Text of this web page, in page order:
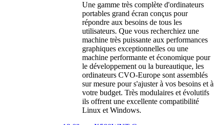
Une gamme très complète d'ordinateurs
portables grand écran conçus pour
répondre aux besoins de tous les
utilisateurs. Que vous recherchiez une
machine très puissante aux performances
graphiques exceptionnelles ou une
machine performante et économique pour
le développement ou la bureautique, les
ordinateurs CVO-Europe sont assemblés
sur mesure pour s'ajuster à vos besoins et à
votre budget. Très modulaires et évolutifs
ils offrent une excellente compatibilité
Linux et Windows.